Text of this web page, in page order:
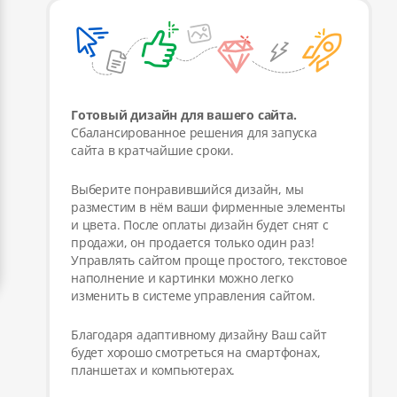
Готовый дизайн для вашего сайта.
Сбалансированное решения для запуска
сайта в кратчайшие сроки.
Выберите понравившийся дизайн, мы
разместим в нём ваши фирменные элементы
и цвета. После оплаты дизайн будет снят с
продажи, он продается только один раз!
Управлять сайтом проще простого, текстовое
наполнение и картинки можно легко
изменить в системе управления сайтом.
Благодаря адаптивному дизайну Ваш сайт
будет хорошо смотреться на смартфонах,
планшетах и компьютерах.